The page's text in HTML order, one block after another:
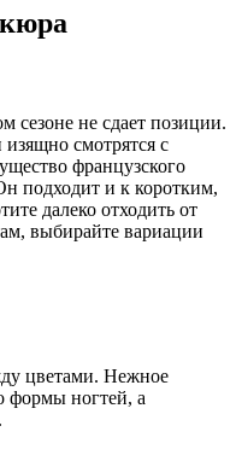
сезоне не сдает позиции.
смотрятся с
французского
подходит и к коротким,
далеко отходить от
выбирайте вариации
цветами. Нежное
формы ногтей, а